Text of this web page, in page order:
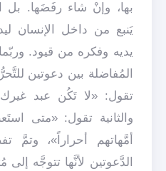
بها، وإنْ شاء رفَضَها. بل
يَنبع من داخل الإنسان
يديه وفكره من قيود.
المُفاضلة بين دعوتين
تقول: «لا تَكُن عبد
والثانية تقول: «متى
أمَّهاتهم أحراراً»، وتمَّ
الدَّعوتين لأنَّها تتوجَّه